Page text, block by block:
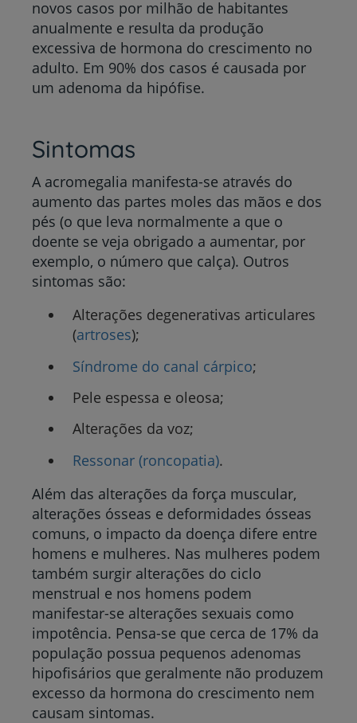
novos casos por milhão de habitantes
anualmente e resulta da produção
excessiva de hormona do crescimento no
adulto. Em 90% dos casos é causada por
um adenoma da hipófise.
Sintomas
A acromegalia manifesta-se através do
aumento das partes moles das mãos e dos
pés (o que leva normalmente a que o
doente se veja obrigado a aumentar, por
exemplo, o número que calça). Outros
sintomas são:
Alterações degenerativas articulares
(artroses);
Síndrome do canal cárpico;
Pele espessa e oleosa;
Alterações da voz;
Ressonar (roncopatia).
Além das alterações da força muscular,
alterações ósseas e deformidades ósseas
comuns, o impacto da doença difere entre
homens e mulheres. Nas mulheres podem
também surgir alterações do ciclo
menstrual e nos homens podem
manifestar-se alterações sexuais como
impotência. Pensa-se que cerca de 17% da
população possua pequenos adenomas
hipofisários que geralmente não produzem
excesso da hormona do crescimento nem
causam sintomas.